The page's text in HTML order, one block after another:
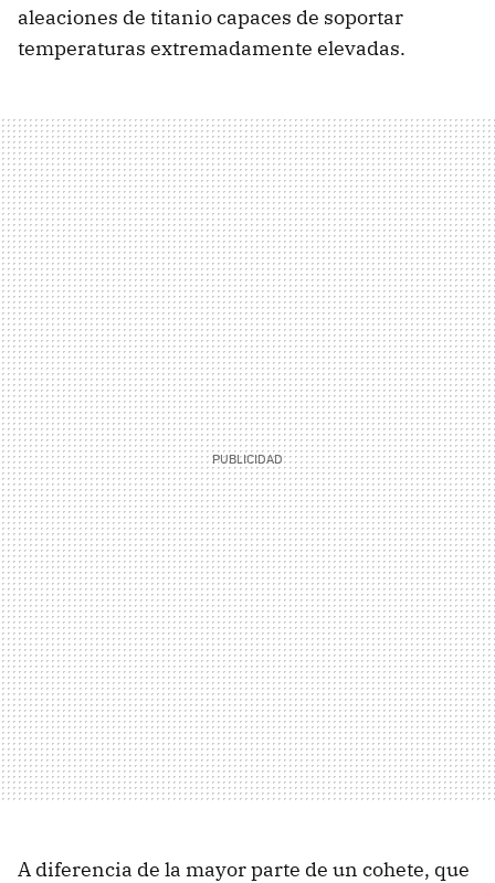
aleaciones de titanio capaces de soportar
temperaturas extremadamente elevadas.
A diferencia de la mayor parte de un cohete, que